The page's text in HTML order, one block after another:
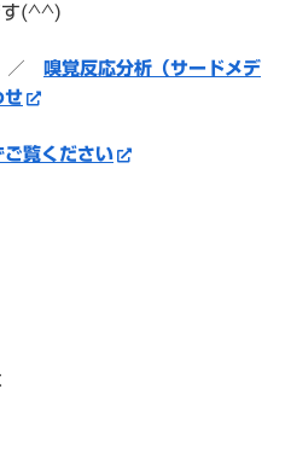
す(^^)
嗅覚反応分析（サードメデ
せ
覧ください